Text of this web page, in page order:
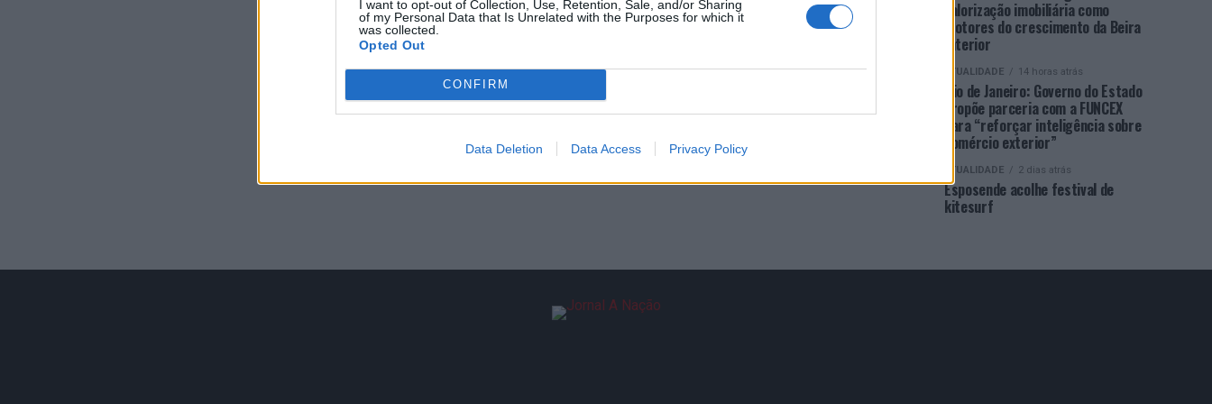
I want to opt-out of Collection, Use, Retention, Sale, and/or Sharing
of my Personal Data that Is Unrelated with the Purposes for which it
was collected.
Opted Out
CONFIRM
Data Deletion Data Access Privacy Policy
valorização imobiliária como
motores do crescimento da Beira
Interior
ATUALIDADE 14 horas atrás
Rio de Janeiro: Governo do Estado
propõe parceria com a FUNCEX
para “reforçar inteligência sobre
comércio exterior”
ATUALIDADE 2 dias atrás
Esposende acolhe festival de
kitesurf